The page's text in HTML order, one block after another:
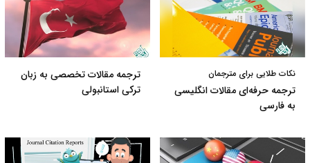
نکات طلایی برای مترجمان
ترجمه حرفه‌ای مقالات انگلیسی
به فارسی
ترجمه مقالات تخصصی به زبان
ترکی استانبولی